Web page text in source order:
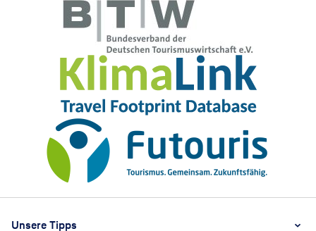
Unsere Tipps